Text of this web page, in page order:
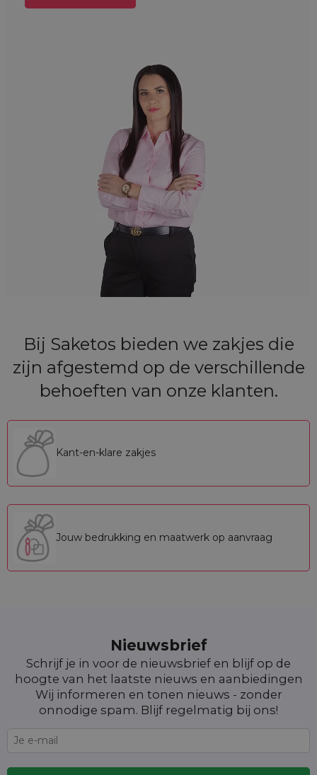
Bij Saketos bieden we zakjes die
zijn afgestemd op de verschillende
behoeften van onze klanten.
Kant-en-klare zakjes
Jouw bedrukking en maatwerk op aanvraag
Nieuwsbrief
Schrijf je in voor de nieuwsbrief en blijf op de
hoogte van het laatste nieuws en aanbiedingen
Wij informeren en tonen nieuws - zonder
onnodige spam. Blijf regelmatig bij ons!